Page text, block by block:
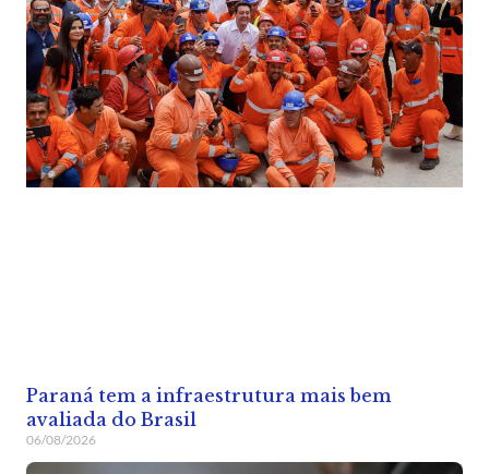
Paraná tem a infraestrutura mais bem
avaliada do Brasil
06/08/2026